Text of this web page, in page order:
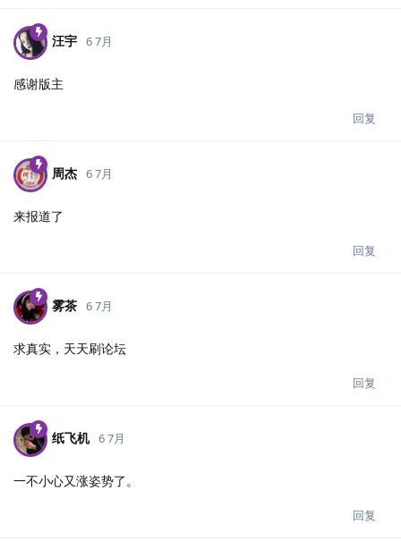
汪宇 6 7月
感谢版主
回复
周杰 6 7月
来报道了
回复
雾茶 6 7月
求真实，天天刷论坛
回复
纸飞机 6 7月
一不小心又涨姿势了。
回复